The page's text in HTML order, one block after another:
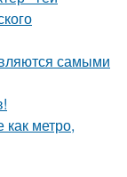
самыми
метро,